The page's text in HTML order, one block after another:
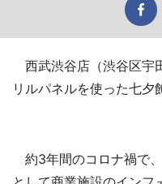
西武渋谷店（渋谷区宇
リルパネルを使った七夕
約3年間のコロナ禍で